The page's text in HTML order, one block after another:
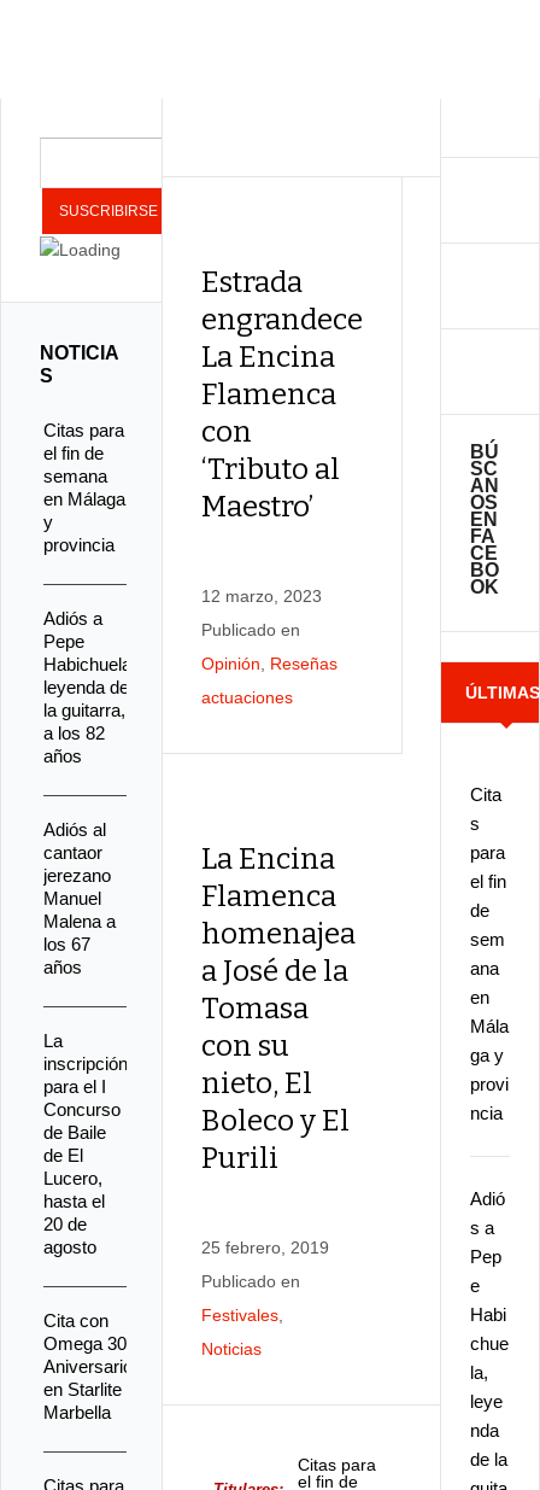
Estrada
engrandece
La Encina
Flamenca
con
‘Tributo al
Maestro’
12 marzo, 2023
Publicado en
Opinión
Reseñas
actuaciones
sabor a
15
2021
Publicado en
actuaciones
La Encina
Flamenca
homenajea
a José de la
Tomasa
con su
nieto, El
Boleco y El
Purili
25 febrero, 2019
Publicado en
Festivales
Noticias
Citas para
el fin de
BÚ
SC
AN
OS
EN
FA
CE
BO
OK
ÚLTIMAS
Cita
s
para
el fin
de
sem
ana
en
Mála
ga y
provi
ncia
Adió
s a
Pep
e
Habi
chue
la,
leye
nda
de la
NOTICIA
S
Citas para
el fin de
semana
en Málaga
y
provincia
Adiós a
Pepe
Habichuela,
leyenda de
la guitarra,
a los 82
años
Adiós al
cantaor
jerezano
Manuel
Malena a
los 67
años
La
inscripción
para el I
Concurso
de Baile
de El
Lucero,
hasta el
20 de
agosto
Cita con
Omega 30
Aniversario
en Starlite
Marbella
Citas para